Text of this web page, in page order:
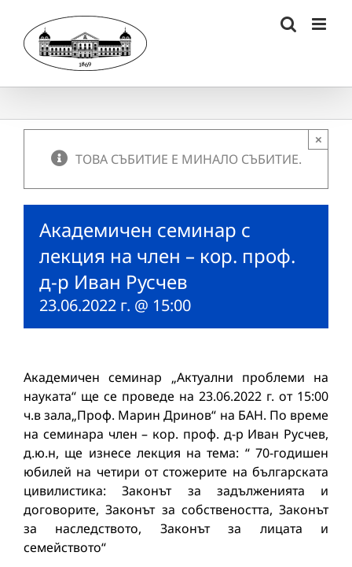
content
ТОВА СЪБИТИЕ Е МИНАЛО СЪБИТИЕ.
×
Академичен семинар с
лекция на член – кор. проф.
д-р Иван Русчев
23.06.2022 г. @ 15:00
Академичен семинар „Актуални проблеми на
науката“ ще се проведе на 23.06.2022 г. от 15:00
ч.в зала„Проф. Марин Дринов“ на БАН. По време
на семинара член – кор. проф. д-р Иван Русчев,
д.ю.н, ще изнесе лекция на тема: “ 70-годишен
юбилей на четири от стожерите на българската
цивилистика: Законът за задълженията и
договорите, Законът за собствеността, Законът
за наследството, Законът за лицата и
семейството“